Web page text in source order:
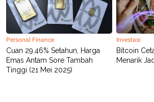
N
T
A
A
D
E
E
S
S
E
E
A
S
Personal Finance
Cuan 29,46% Setahun, Harga
Emas Antam Sore Tambah
Tinggi (21 Mei 2025)
Investasi
Bitcoin
Menarik